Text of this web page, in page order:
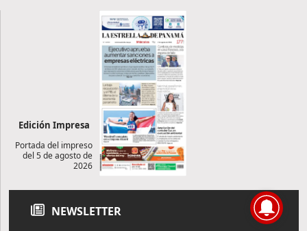
Edición Impresa
Portada del impreso
del 5 de agosto de
2026
NEWSLETTER